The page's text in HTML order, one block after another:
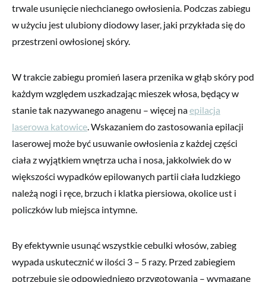
trwale usunięcie niechcianego owłosienia. Podczas zabiegu
w użyciu jest ulubiony diodowy laser, jaki przykłada się do
przestrzeni owłosionej skóry.
W trakcie zabiegu promień lasera przenika w głąb skóry pod
każdym względem uszkadzając mieszek włosa, będący w
stanie tak nazywanego anagenu – więcej naepilacja
laserowa katowice. Wskazaniem do zastosowania epilacji
laserowej może być usuwanie owłosienia z każdej części
ciała z wyjątkiem wnętrza ucha i nosa, jakkolwiek do w
większości wypadków epilowanych partii ciała ludzkiego
należą nogi i ręce, brzuch i klatka piersiowa, okolice ust i
policzków lub miejsca intymne.
By efektywnie usunąć wszystkie cebulki włosów, zabieg
wypada uskutecznić w ilości 3 – 5 razy. Przed zabiegiem
potrzebuje się odpowiedniego przygotowania – wymagane